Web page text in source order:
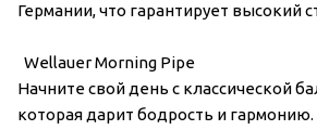
Германии, что гарантирует высокий
Wellauer Morning Pipe
Начните свой день с классической
которая дарит бодрость и гармонию.